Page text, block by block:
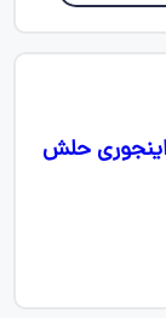
اینجوری حلش